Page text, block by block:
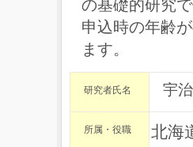
の基礎的研究
申込時の年齢
ます。
研究者氏名 宇
所属・役職 北海